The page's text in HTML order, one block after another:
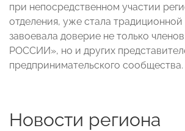
при непосредственном участии
отделения, уже стала
завоевала доверие не только
РОССИИ», но и других
предпринимательского сообщества.
Новости региона